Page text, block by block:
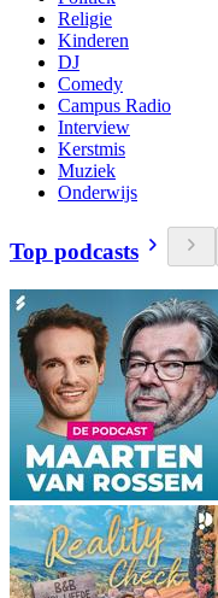
Religie
Kinderen
DJ
Comedy
Campus Radio
Interview
Kerstmis
Muziek
Onderwijs
Top podcasts